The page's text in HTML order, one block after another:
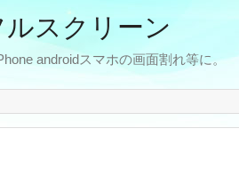
スクリーン
androidスマホの画面割れ等に。